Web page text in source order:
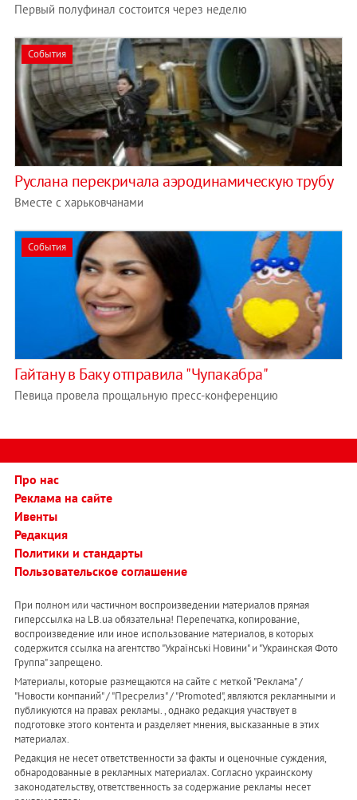
Первый полуфинал состоится через неделю
События
Руслана перекричала аэродинамическую трубу
Вместе с харьковчанами
События
Гайтану в Баку отправила "Чупакабра"
Певица провела прощальную пресс-конференцию
Про нас
Реклама на сайте
Ивенты
Редакция
Политики и стандарты
Пользовательское соглашение
При полном или частичном воспроизведении материалов прямая
гиперссылка на LB.ua обязательна! Перепечатка, копирование,
воспроизведение или иное использование материалов, в которых
содержится ссылка на агентство "Українськi Новини" и "Украинская Фото
Группа" запрещено.
Материалы, которые размещаются на сайте с меткой "Реклама" /
"Новости компаний" / "Пресрелиз" / "Promoted", являются рекламными и
публикуются на правах рекламы. , однако редакция участвует в
подготовке этого контента и разделяет мнения, высказанные в этих
материалах.
Редакция не несет ответственности за факты и оценочные суждения,
обнародованные в рекламных материалах. Согласно украинскому
законодательству, ответственность за содержание рекламы несет